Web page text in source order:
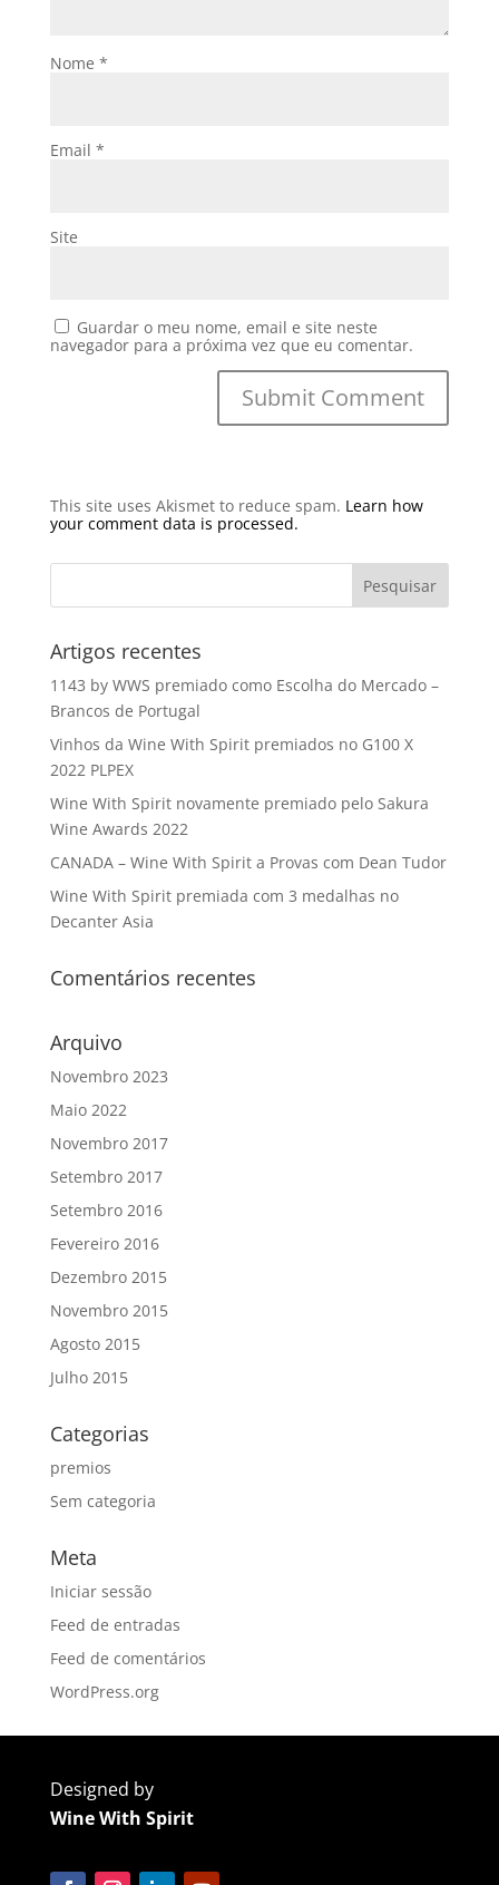
Nome *
Email *
Site
Guardar o meu nome, email e site neste
navegador para a próxima vez que eu comentar.
This site uses Akismet to reduce spam. Learn how
your comment data is processed.
Artigos recentes
1143 by WWS premiado como Escolha do Mercado –
Brancos de Portugal
Vinhos da Wine With Spirit premiados no G100 X
2022 PLPEX
Wine With Spirit novamente premiado pelo Sakura
Wine Awards 2022
CANADA – Wine With Spirit a Provas com Dean Tudor
Wine With Spirit premiada com 3 medalhas no
Decanter Asia
Comentários recentes
Arquivo
Novembro 2023
Maio 2022
Novembro 2017
Setembro 2017
Setembro 2016
Fevereiro 2016
Dezembro 2015
Novembro 2015
Agosto 2015
Julho 2015
Categorias
premios
Sem categoria
Meta
Iniciar sessão
Feed de entradas
Feed de comentários
WordPress.org
Designed by
Wine With Spirit